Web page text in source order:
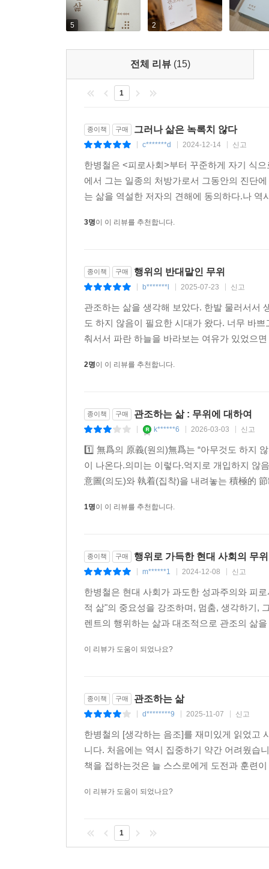
한편 ‘무위’는 일종의 창조적인 세계로 넘어가
세상에서 우리 삶을 위한 해독제, 창조력의 원천이
인간 행위의 궁극적인 목적은 ‘무위’
“활동에서 무위가 차지하는 몫만큼 활동은 진정으
한병철은 ‘무위’가 인간적인 것을 구성하는 중
없으면 음악은 없고 단지 소음과 잡음만 있다. 놀
맹목적인 능동과 반응으로 변질된다고 경고한
생산 활동에서 벗어난 여가조차 노동의 피로에
한병철은 “인간이 추구하는 궁극의 목적은 무위
몸짓을 의식하는 순간에 우아함을 잃는 장면에
완성된다.” 마찬가지로 ‘역사’는 행위를 통해
무위의 안식일”에 비로소 ‘역사’가 완성된다고
잃는다.” 그는 ‘무위’에 대한 니체의 생각을 미
“관조하는 삶 없는 행위하는 삶은 눈먼 삶이다.”
한병철이 20세기를 ‘행위의 시대’로 규정한 한
그리스의 폴리스를 자유의 빛나는 모범으로 이
정치적인 것의 무대 위에서 불멸에 도달한다”).
수단으로, 자원으로 간주”하며 인간의 행위에 완
한병철은 이 국면에서 우리가 ‘무위의 윤리’(
놔두기)를 회복해야 한다고 강조한다. “거침없이
수정해야 한다. 따라서 행위에서 관조적 성분이
“행위하는 사람들의 권능”이 아니라 “관조
5 2
전체 리뷰 (15)
1
종이책 구매 그러나 삶은 녹록치 않다
c*******d 2024-12-14 신고
한병철은 <피로사회>부터 꾸준하게 자기 식
에서 그는 일종의 처방가로서 그동안의 진단
는 삶을 역설한 저자의 견해에 동의하다.나
3명이 이 리뷰를 추천합니다.
종이책 구매 행위의 반대말인 무위
b*******l 2025-07-23 신고
관조하는 삶을 생각해 보았다. 한발 물러서서
도 하지 않음이 필요한 시대가 왔다. 너무 바
춰서서 파란 하늘을 바라보는 여유가 있었으
2명이 이 리뷰를 추천합니다.
종이책 구매 관조하는 삶 : 무위에 대하여
k******6 2026-03-03 신고
1️⃣ 無爲의 原義(원의)無爲는 “아무것도 하지
이 나온다.의미는 이렇다.억지로 개입하지 않
意圖(의도)와 執着(집착)을 내려놓는 積極的
1명이 이 리뷰를 추천합니다.
종이책 구매 행위로 가득한 현대 사회의 무위
m******1 2024-12-08 신고
한병철은 현대 사회가 과도한 성과주의와 피
적 삶"의 중요성을 강조하며, 멈춤, 생각하기,
렌트의 행위하는 삶과 대조적으로 관조의 삶
이 리뷰가 도움이 되었나요?
종이책 구매 관조하는 삶
d********9 2025-11-07 신고
한병철의 [생각하는 음조]를 재미있게 읽었고
니다. 처음에는 역시 집중하기 약간 어려웠습
책을 접하는것은 늘 스스로에게 도전과 훈련
이 리뷰가 도움이 되었나요?
1